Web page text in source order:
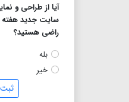
آیا از طراحی و
سایت جدید هفته
راضی هستید؟
بله
خیر